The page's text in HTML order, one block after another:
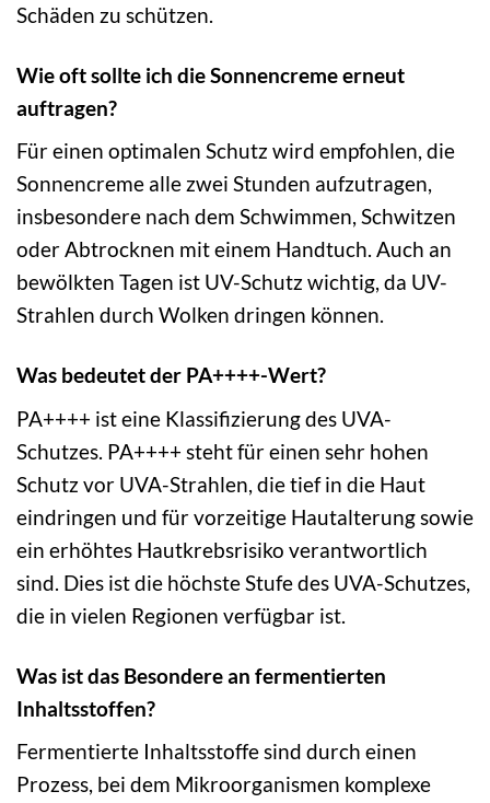
Schäden zu schützen.
Wie oft sollte ich die Sonnencreme erneut
auftragen?
Für einen optimalen Schutz wird empfohlen, die
Sonnencreme alle zwei Stunden aufzutragen,
insbesondere nach dem Schwimmen, Schwitzen
oder Abtrocknen mit einem Handtuch. Auch an
bewölkten Tagen ist UV-Schutz wichtig, da UV-
Strahlen durch Wolken dringen können.
Was bedeutet der PA++++-Wert?
PA++++ ist eine Klassifizierung des UVA-
Schutzes. PA++++ steht für einen sehr hohen
Schutz vor UVA-Strahlen, die tief in die Haut
eindringen und für vorzeitige Hautalterung sowie
ein erhöhtes Hautkrebsrisiko verantwortlich
sind. Dies ist die höchste Stufe des UVA-Schutzes,
die in vielen Regionen verfügbar ist.
Was ist das Besondere an fermentierten
Inhaltsstoffen?
Fermentierte Inhaltsstoffe sind durch einen
Prozess, bei dem Mikroorganismen komplexe